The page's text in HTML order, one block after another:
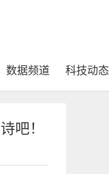
数据频道 科技动态
吧！